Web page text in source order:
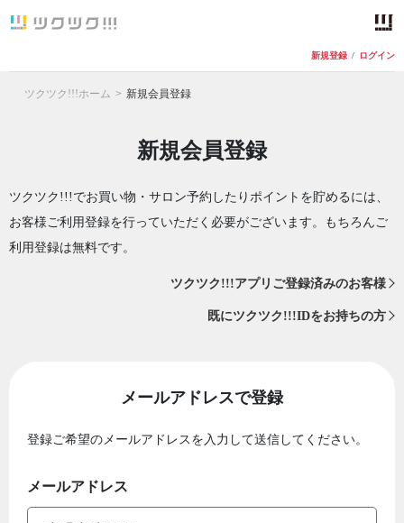
新規登録 / ログイン
ツクツク!!!ホーム 新規会員登録
新規会員登録
ツクツク!!!でお買い物・サロン予約したりポイントを貯めるには、
お客様ご利用登録を行っていただく必要がございます。もちろんご
利用登録は無料です。
ツクツク!!!アプリご登録済みのお客様
既にツクツク!!!IDをお持ちの方
メールアドレスで登録
登録ご希望のメールアドレスを入力して送信してください。
メールアドレス